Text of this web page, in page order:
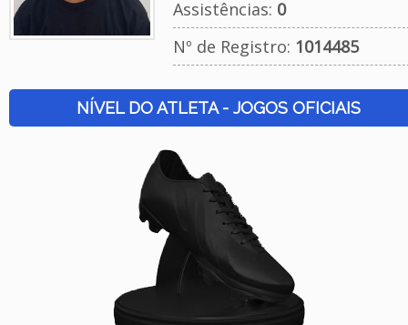
Assistências: 0
Nº de Registro: 1014485
NÍVEL DO ATLETA - JOGOS OFICIAIS